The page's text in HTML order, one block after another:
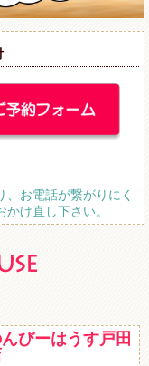
お電話が繋がりにく
け直し下さい。
びーはうす戸田